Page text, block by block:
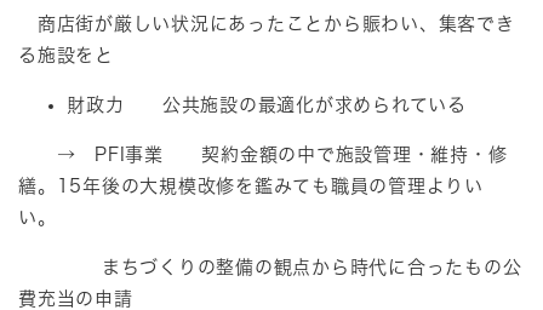
商店街が厳しい状況にあったことから賑わい、集客でき
る施設をと
財政力 公共施設の最適化が求められている
→ PFI事業 契約金額の中で施設管理・維持・修
繕。15年後の大規模改修を鑑みても職員の管理よりい
い。
まちづくりの整備の観点から時代に合ったもの公
費充当の申請